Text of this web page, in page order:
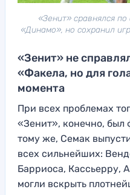
«Зенит» сравнялся
«Динамо», но сохранил
«Зенит» не
«Факела, но для
момента
При всех проблемах
«Зенит», конечно, был
тому же, Семак
всех сильнейших:
Барриоса, Кассьерру,
могли вскрыть